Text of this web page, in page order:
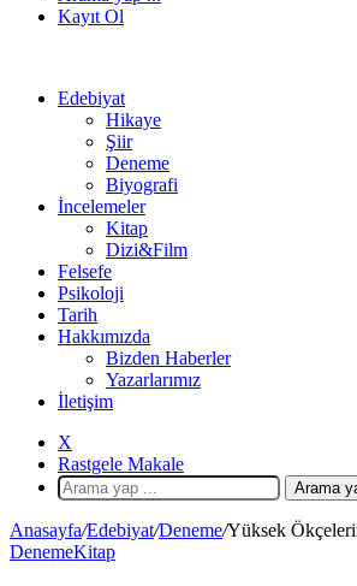
Kayıt Ol
Edebiyat
Hikaye
Şiir
Deneme
Biyografi
İncelemeler
Kitap
Dizi&Film
Felsefe
Psikoloji
Tarih
Hakkımızda
Bizden Haberler
Yazarlarımız
İletişim
X
Rastgele Makale
Arama
Anasayfa/Edebiyat/Deneme/Yüksek
DenemeKitap